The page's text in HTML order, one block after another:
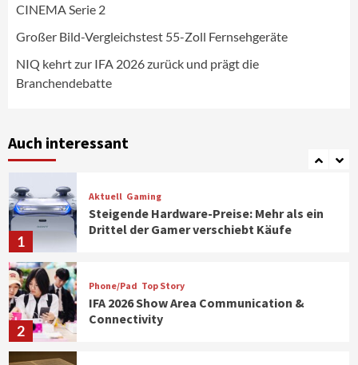
CINEMA Serie 2
Großer Bild-Vergleichstest 55-Zoll Fernsehgeräte
NIQ kehrt zur IFA 2026 zurück und prägt die
Branchendebatte
Auch interessant
6
Aktuell
CHERRY baut Vertriebsteam in
7
Klimageräte und Ventilatoren
1
Aktuell Gaming
Steigende Hardware-Preise: Mehr als ein
Drittel der Gamer verschiebt Käufe
2
Phone/Pad Top Story
IFA 2026 Show Area Communication &
Connectivity